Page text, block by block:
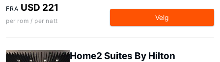
FRA USD 221
per rom / per natt Velg
Home2 Suites By Hilton